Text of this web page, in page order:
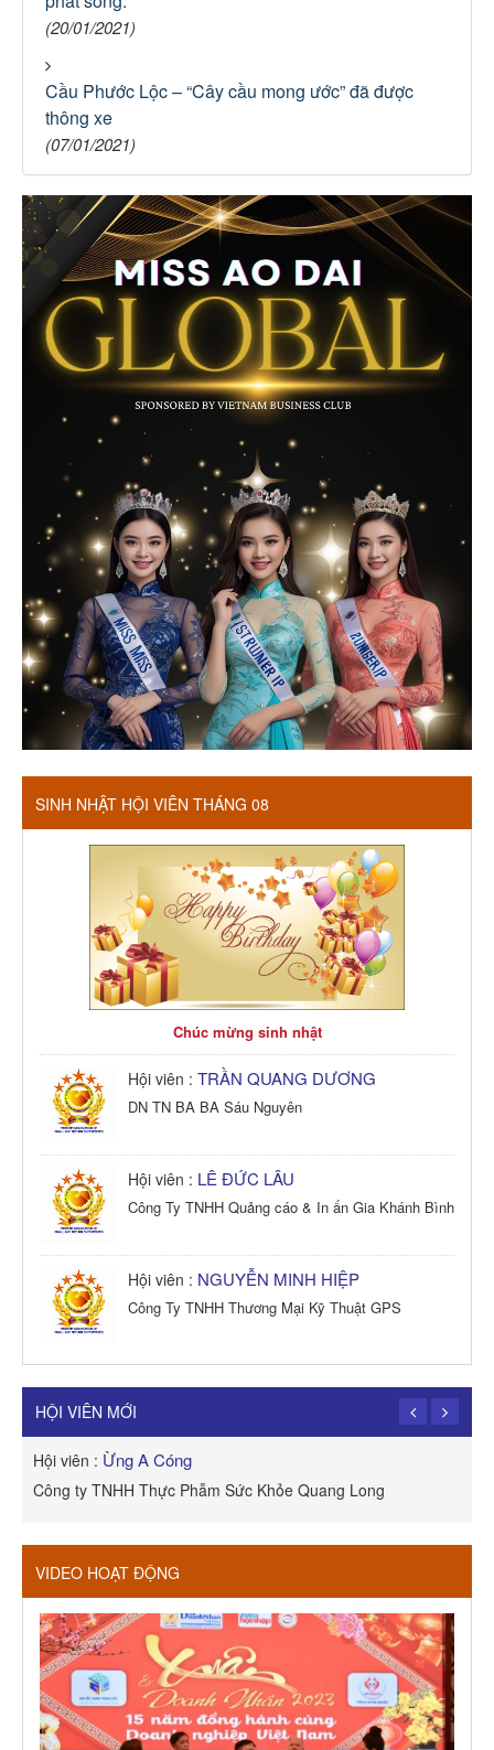
(20/01/2021)
Cầu Phước Lộc – “Cây cầu mong ước” đã được
thông xe
(07/01/2021)
SINH NHẬT HỘI VIÊN THÁNG 08
Chúc mừng sinh nhật
Hội viên : TRẦN QUANG DƯƠNG
DN TN BA BA Sáu Nguyên
Hội viên : LÊ ĐỨC LÂU
Công Ty TNHH Quảng cáo & In ấn Gia Khánh Bình
Hội viên : NGUYỄN MINH HIỆP
Công Ty TNHH Thương Mại Kỹ Thuật GPS
Công Ty TNHH Dịch vụ Cuộc Sống Hạnh Phúc
HỘI VIÊN MỚI
Hội viên : Ừng A Cóng
Công ty TNHH Thực Phẫm Sức Khỏe Quang Long
VIDEO HOẠT ĐỘNG